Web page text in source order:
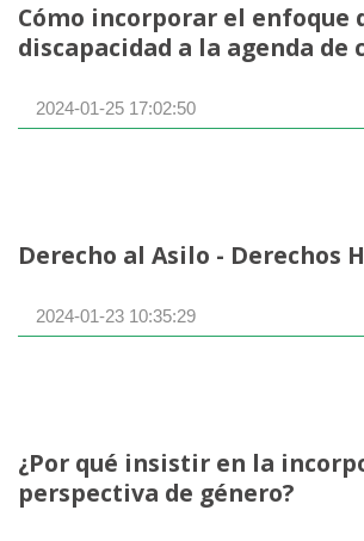
Cómo incorporar el enfoque
discapacidad a la agenda de
2024-01-25 17:02:50
Derecho al Asilo - Derechos
2024-01-23 10:35:29
¿Por qué insistir en la
perspectiva de género?